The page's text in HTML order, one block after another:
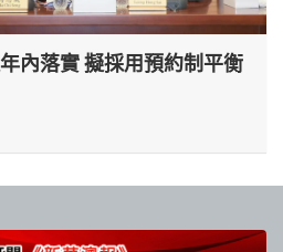
內落實 擬採用預約制平衡